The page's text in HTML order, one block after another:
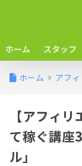
ホーム スタッフ
ホーム アフ
【アフィ
て稼ぐ講座
ル」